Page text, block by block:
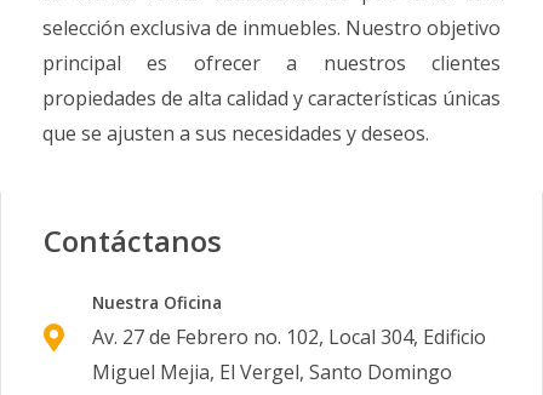
selección exclusiva de inmuebles. Nuestro objetivo
principal es ofrecer a nuestros clientes
propiedades de alta calidad y características únicas
que se ajusten a sus necesidades y deseos.
Contáctanos
Nuestra Oficina
Av. 27 de Febrero no. 102, Local 304, Edificio
Miguel Mejia, El Vergel, Santo Domingo